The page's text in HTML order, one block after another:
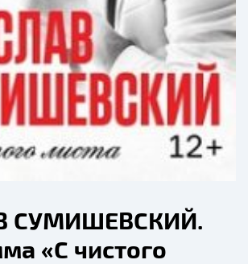
СУМИШЕВСКИЙ.
«С чистого